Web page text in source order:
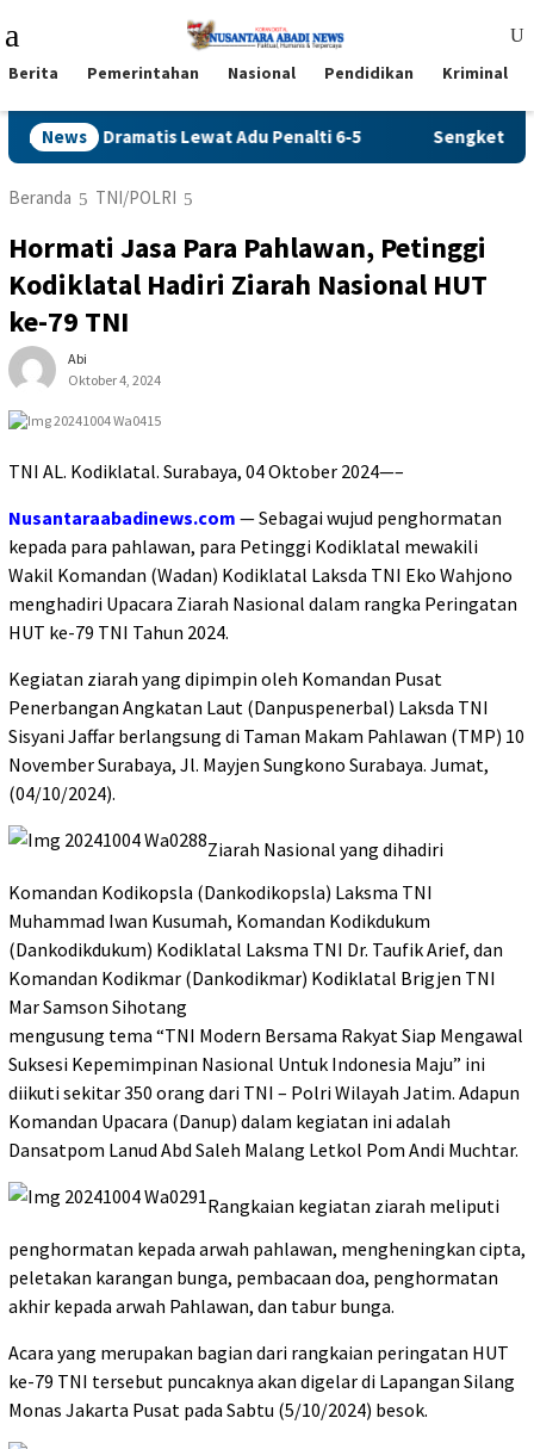
ke
Mobile
Berita Pemerintahan Nasional Pendidikan Kriminal
News
Dramatis Lewat Adu Penalti 6-5 Sengketa
Beranda TNI/POLRI
Hormati Jasa Para Pahlawan, Petinggi
Kodiklatal Hadiri Ziarah Nasional HUT
ke-79 TNI
Abi
Oktober 4, 2024
TNI AL. Kodiklatal. Surabaya, 04 Oktober 2024—–
Nusantaraabadinews.com — Sebagai wujud penghormatan
kepada para pahlawan, para Petinggi Kodiklatal mewakili
Wakil Komandan (Wadan) Kodiklatal Laksda TNI Eko Wahjono
menghadiri Upacara Ziarah Nasional dalam rangka Peringatan
HUT ke-79 TNI Tahun 2024.
Kegiatan ziarah yang dipimpin oleh Komandan Pusat
Penerbangan Angkatan Laut (Danpuspenerbal) Laksda TNI
Sisyani Jaffar berlangsung di Taman Makam Pahlawan (TMP) 10
November Surabaya, Jl. Mayjen Sungkono Surabaya. Jumat,
(04/10/2024).
Ziarah Nasional yang dihadiri
Komandan Kodikopsla (Dankodikopsla) Laksma TNI
Muhammad Iwan Kusumah, Komandan Kodikdukum
(Dankodikdukum) Kodiklatal Laksma TNI Dr. Taufik Arief, dan
Komandan Kodikmar (Dankodikmar) Kodiklatal Brigjen TNI
Mar Samson Sihotang
mengusung tema “TNI Modern Bersama Rakyat Siap Mengawal
Suksesi Kepemimpinan Nasional Untuk Indonesia Maju” ini
diikuti sekitar 350 orang dari TNI – Polri Wilayah Jatim. Adapun
Komandan Upacara (Danup) dalam kegiatan ini adalah
Dansatpom Lanud Abd Saleh Malang Letkol Pom Andi Muchtar.
Rangkaian kegiatan ziarah meliputi
penghormatan kepada arwah pahlawan, mengheningkan cipta,
peletakan karangan bunga, pembacaan doa, penghormatan
akhir kepada arwah Pahlawan, dan tabur bunga.
Acara yang merupakan bagian dari rangkaian peringatan HUT
ke-79 TNI tersebut puncaknya akan digelar di Lapangan Silang
Monas Jakarta Pusat pada Sabtu (5/10/2024) besok.